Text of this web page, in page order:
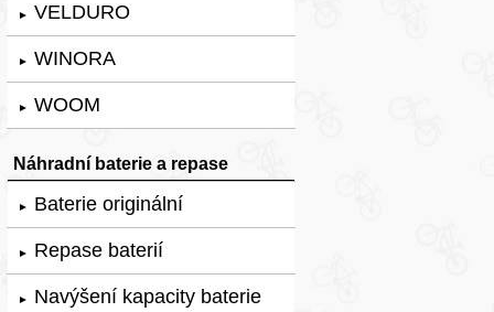
► VELDURO
► WINORA
► WOOM
Náhradní baterie a repase
► Baterie originální
► Repase baterií
► Navýšení kapacity baterie